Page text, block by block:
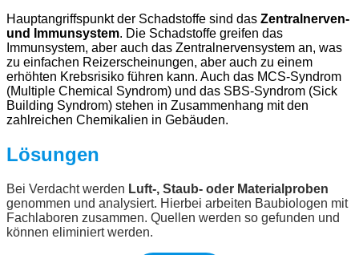
Hauptangriffspunkt der Schadstoffe sind das Zentralnerven-
und Immunsystem. Die Schadstoffe greifen das
Immunsystem, aber auch das Zentralnervensystem an, was
zu einfachen Reizerscheinungen, aber auch zu einem
erhöhten Krebsrisiko führen kann. Auch das MCS-Syndrom
(Multiple Chemical Syndrom) und das SBS-Syndrom (Sick
Building Syndrom) stehen in Zusammenhang mit den
zahlreichen Chemikalien in Gebäuden.
Lösungen
Bei Verdacht werden Luft-, Staub- oder Materialproben
genommen und analysiert. Hierbei arbeiten Baubiologen mit
Fachlaboren zusammen. Quellen werden so gefunden und
können eliminiert werden.